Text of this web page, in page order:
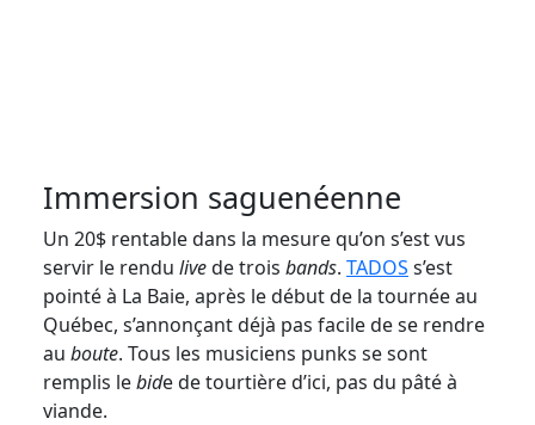
Immersion saguenéenne
Un 20$ rentable dans la mesure qu’on s’est vus
servir le rendu livede trois bands. TADOS s’est
pointé à La Baie, après le début de la tournée au
Québec, s’annonçant déjà pas facile de se rendre
au boute. Tous les musiciens punks se sont
remplis lebide de tourtière d’ici, pas du pâté à
viande.